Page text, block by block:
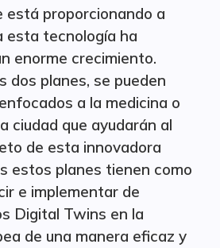
está proporcionando a
esta tecnología ha
enorme crecimiento.
dos planes, se pueden
a la medicina o
ciudad que ayudarán al
de esta innovadora
estos planes tienen como
e implementar de
Digital Twins en la
de una manera eficaz y